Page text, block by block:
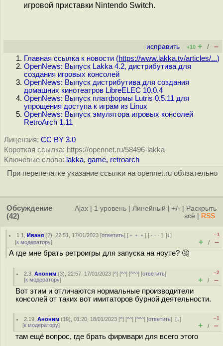
игровой приставки Nintendo Switch.
исправить +10 + / –
Главная ссылка к новости (https://www.lakka.tv/articles/...)
OpenNews: Выпуск Lakka 4.2, дистрибутива для
создания игровых консолей
OpenNews: Выпуск дистрибутива для создания
домашних кинотеатров LibreELEC 10.0.4
OpenNews: Выпуск платформы Lutris 0.5.11 для
упрощения доступа к играм из Linux
OpenNews: Выпуск эмулятора игровых консолей
RetroArch 1.11
Лицензия: CC BY 3.0
Короткая ссылка: https://opennet.ru/58496-lakka
Ключевые слова: lakka, game, retroarch
При перепечатке указание ссылки на opennet.ru обязательно
Обсуждение
(42)
Ajax 1 уровень Линейный +/-
Раскрыть
всё
RSS
1.1 ,Иваня (?), 22:51, 17/01/2023 [ответить] [ ﹢﹢﹢] [ · · ·][↓]
[к модератору]
–1
+ / –
А где мне брать ретроигры для запуска на ноуте? 🤔
2.3 ,Аноним (3), 22:57, 17/01/2023 [^] [^^] [^^^] [ответить]
[к модератору]
–2
+ / –
Вот этим и отличаются нормальные производители
консолей от таких вот имитаторов бурной деятельности.
2.19 ,Аноним (19), 01:20, 18/01/2023 [^] [^^] [^^^] [ответить][↓]
[к модератору]
–1
+ / –
там ещё вопрос, где брать фирмвари для всего этого